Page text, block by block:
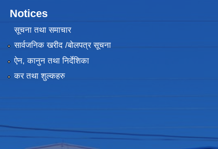
Notices
सूचना तथा समाचार
सार्वजनिक खरीद /बोलपत्र सूचना
ऐन, कानुन तथा निर्देशिका
कर तथा शुल्कहरु